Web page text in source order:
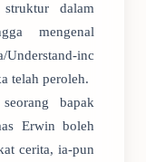
dalam
mengenal
inc
telah peroleh.
bapak
Erwin boleh
cerita, ia-pun